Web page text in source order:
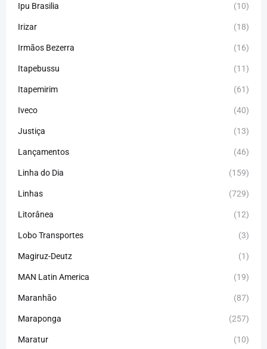
Ipu Brasilia (10)
Irizar (18)
Irmãos Bezerra (16)
Itapebussu (11)
Itapemirim (61)
Iveco (40)
Justiça (13)
Lançamentos (46)
Linha do Dia (159)
Linhas (729)
Litorânea (12)
Lobo Transportes (3)
Magiruz-Deutz (1)
MAN Latin America (19)
Maranhão (87)
Maraponga (257)
Maratur (10)